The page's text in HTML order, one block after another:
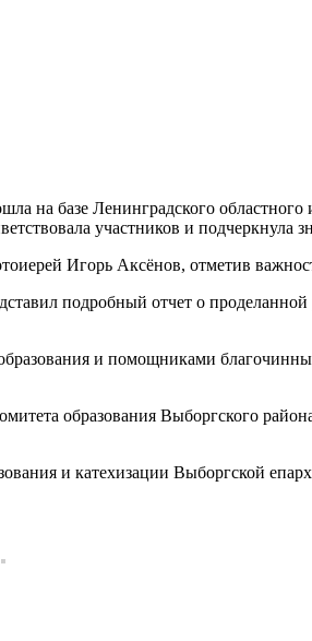
на базе Ленинградского
участников и подчеркнула
Игорь Аксёнов, отметив
подробный отчет о
и помощниками
образования Выборгского
и катехизации Выборгской